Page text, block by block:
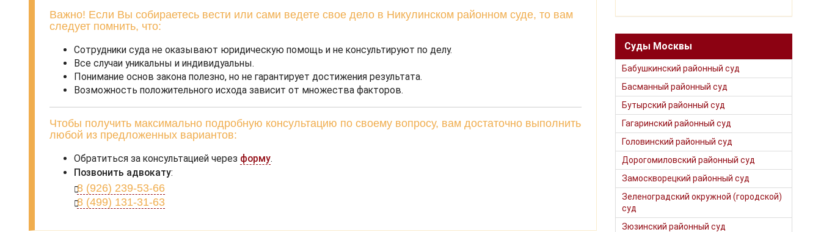
Важно! Если Вы собираетесь вести или сами ведете свое дело в Никулинском районном суде, то вам
следует помнить, что:
Сотрудники суда не оказывают юридическую помощь и не консультируют по делу.
Все случаи уникальны и индивидуальны.
Понимание основ закона полезно, но не гарантирует достижения результата.
Возможность положительного исхода зависит от множества факторов.
Чтобы получить максимально подробную консультацию по своему вопросу, вам достаточно выполнить
любой из предложенных вариантов:
Обратиться за консультацией через форму.
Позвонить адвокату:
8 (926) 239-53-66
8 (499) 131-31-63
Суды Москвы
Бабушкинский районный суд
Басманный районный суд
Бутырский районный суд
Гагаринский районный суд
Головинский районный суд
Дорогомиловский районный суд
Замоскворецкий районный суд
Зеленоградский окружной (городской)
суд
Зюзинский районный суд